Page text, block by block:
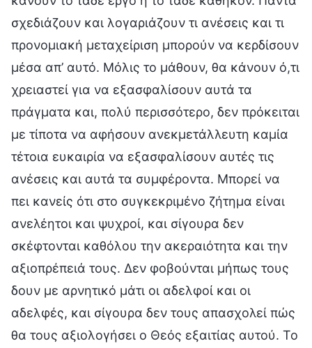
σχεδιάζουν και λογαριάζουν τι ανέσεις και τι
προνομιακή μεταχείριση μπορούν να κερδίσουν
μέσα απ’ αυτό. Μόλις το μάθουν, θα κάνουν ό,τι
χρειαστεί για να εξασφαλίσουν αυτά τα
πράγματα και, πολύ περισσότερο, δεν πρόκειται
με τίποτα να αφήσουν ανεκμετάλλευτη καμία
τέτοια ευκαιρία να εξασφαλίσουν αυτές τις
ανέσεις και αυτά τα συμφέροντα. Μπορεί να
πει κανείς ότι στο συγκεκριμένο ζήτημα είναι
ανελέητοι και ψυχροί, και σίγουρα δεν
σκέφτονται καθόλου την ακεραιότητα και την
αξιοπρέπειά τους. Δεν φοβούνται μήπως τους
δουν με αρνητικό μάτι οι αδελφοί και οι
αδελφές, και σίγουρα δεν τους απασχολεί πώς
θα τους αξιολογήσει ο Θεός εξαιτίας αυτού. Το